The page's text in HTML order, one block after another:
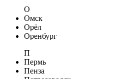
О
Омск
Орёл
Оренбург
П
Пермь
Пенза